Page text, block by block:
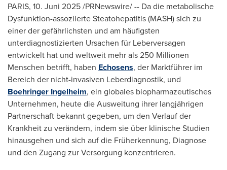
PARIS, 10. Juni 2025/PRNewswire/ -- Da die metabolische
Dysfunktion-assoziierte Steatohepatitis (MASH) sich zu
einer der gefährlichsten und am häufigsten
unterdiagnostizierten Ursachen für Leberversagen
entwickelt hat und weltweit mehr als 250 Millionen
Menschen betrifft, haben Echosens, der Marktführer im
Bereich der nicht-invasiven Leberdiagnostik, und
Boehringer Ingelheim, ein globales biopharmazeutisches
Unternehmen, heute die Ausweitung ihrer langjährigen
Partnerschaft bekannt gegeben, um den Verlauf der
Krankheit zu verändern, indem sie über klinische Studien
hinausgehen und sich auf die Früherkennung, Diagnose
und den Zugang zur Versorgung konzentrieren.